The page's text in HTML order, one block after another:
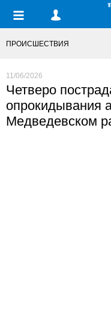
ПРОИСШЕСТВИЯ
11/06/2026
Четверо
опрокидывания
Медведевском